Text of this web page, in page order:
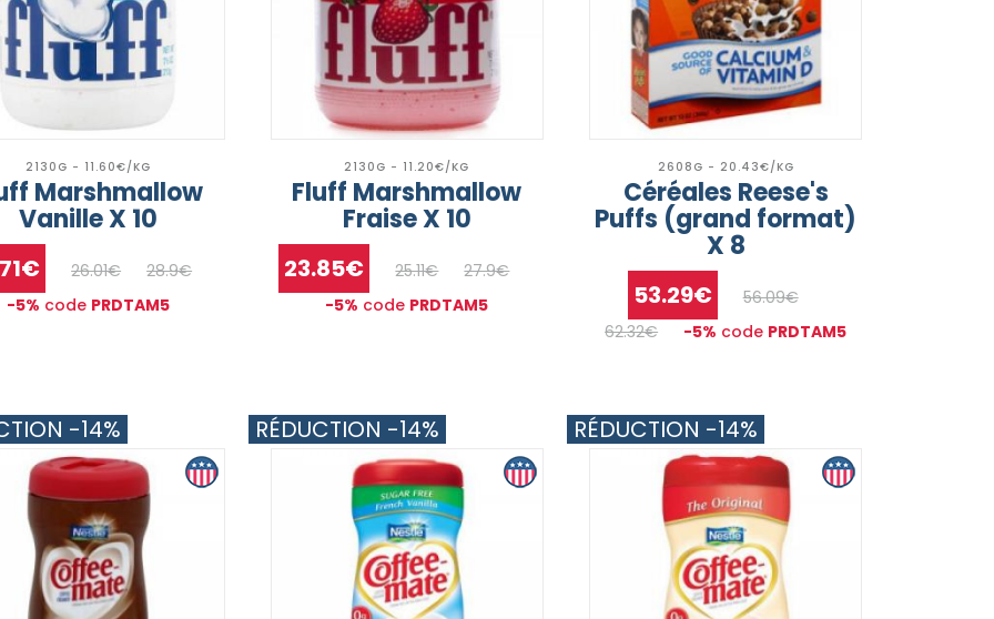
2130G - 11.60€/KG
Marshmallow
Vanille X 10
26.01€
28.9€
-5% code PRDTAM5
2130G - 11.20€/KG
Fluff Marshmallow
Fraise X 10
23.85€ 25.11€
27.9€
-5% code PRDTAM5
2608G - 20.43€/KG
Céréales Reese's
Puffs (grand format)
X 8
53.29€
56.09€
62.32€
-5% code PRDTAM5
-14% RÉDUCTION -14% RÉDUCTION -14%